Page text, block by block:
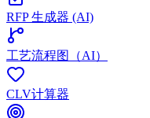
RFP 生成器 (AI)
工艺流程图（AI）
CLV计算器